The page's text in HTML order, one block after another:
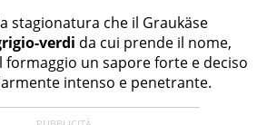
stagionatura che il Graukäse
verdi da cui prende il nome,
formaggio un sapore forte e deciso
intenso e penetrante.